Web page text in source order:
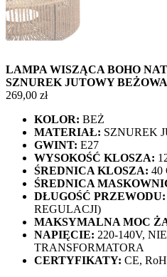
LAMPA WISZĄCA BOHO
SZNUREK JUTOWY BEŻOWA
269,00 zł
KOLOR: BEŻ
MATERIAŁ: SZNUREK
GWINT: E27
WYSOKOŚĆ KLOSZA:
ŚREDNICA KLOSZA: 40
ŚREDNICA
DŁUGOŚĆ PRZEWODU:
REGULACJI)
MAKSYMALNA MOC
NAPIĘCIE: 220-140V,
TRANSFORMATORA
CERTYFIKATY: CE,